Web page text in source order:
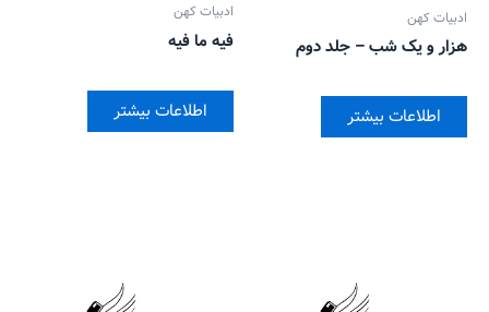
ادبیات کهن
هزار و یک شب – جلد دوم
اطلاعات بیشتر
ادبیات کهن
فیه ما فیه
اطلاعات بیشتر